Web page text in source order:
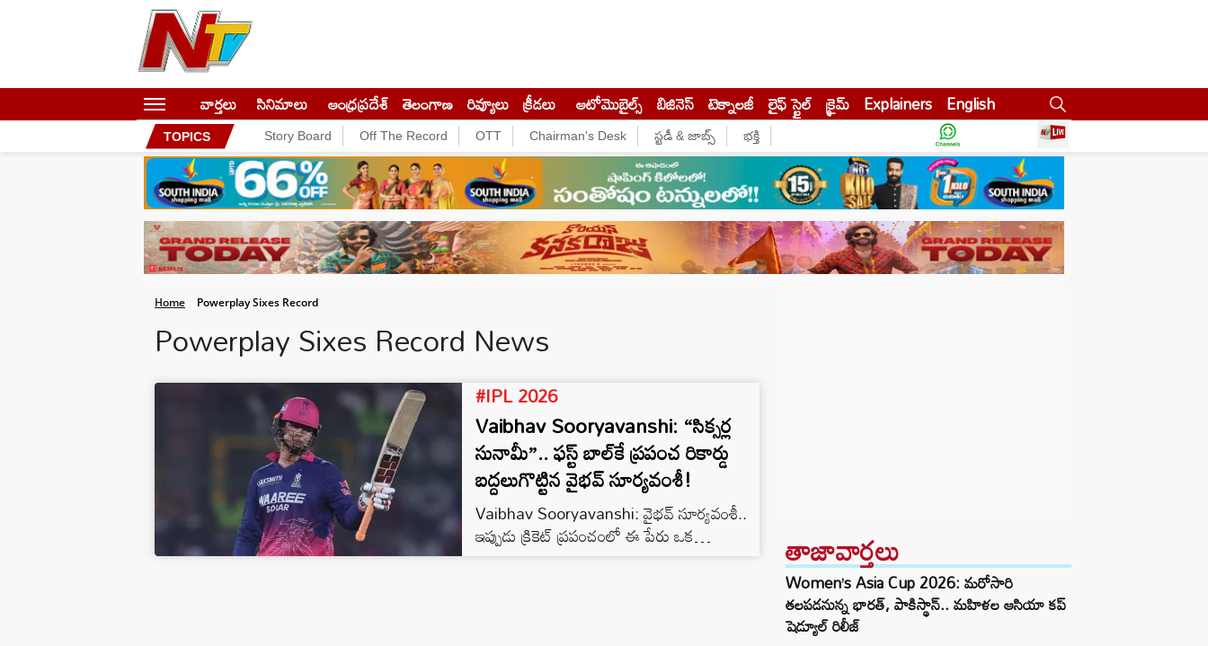
వార్తలు సినిమాలు ఆంధ్రప్రదేశ్ తెలంగాణ రివ్యూలు క్రీడలు ఆటోమొబైల్స్ బిజినెస్‌ టెక్నాలజీ లైఫ్ స్టైల్ క్రైమ్ Explainers English
TOPICS Story Board Off The Record OTT Chairman's Desk స్టడీ & జాబ్స్ భక్తి
Home Powerplay Sixes Record
Powerplay Sixes Record News
#IPL 2026
Vaibhav Sooryavanshi: “సిక్సర్ల
సునామీ”.. ఫస్ట్ బాల్‌కే ప్రపంచ రికార్డు
బద్దలుగొట్టిన వైభవ్ సూర్యవంశీ!
Vaibhav Sooryavanshi: వైభవ్ సూర్యవంశీ..
ఇప్పుడు క్రికెట్ ప్రపంచంలో ఈ పేరు ఒక తాజావార్తలు
Women’s Asia Cup 2026: మరోసారి
తలపడనున్న భారత్, పాకిస్థాన్.. మహిళల ఆసియా కప్
షెడ్యూల్ రిలీజ్